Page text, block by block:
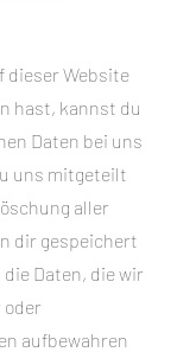
dieser Website
hast, kannst du
Daten bei uns
uns mitgeteilt
aller
dir gespeichert
Daten, die wir
aufbewahren